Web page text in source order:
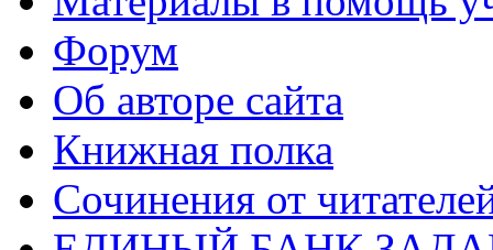
Форум
Об авторе сайта
Книжная полка
Cочинения от